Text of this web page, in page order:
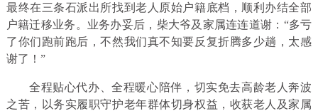
最终在三条石派出所找到老人原始户籍底档，顺利办结全部
户籍迁移业务。业务办妥后，柴大爷及家属连连道谢：“多亏
了你们跑前跑后，不然我们真不知要反复折腾多少趟，太感
谢了！”
全程贴心代办、全程暖心陪伴，切实免去高龄老人奔波
之苦，以务实履职守护老年群体切身权益，收获老人及家属